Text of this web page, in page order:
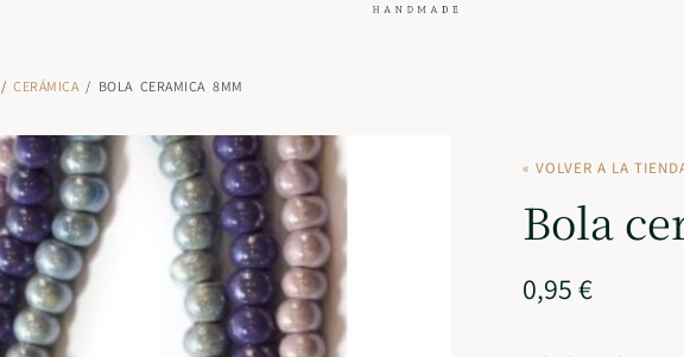
/CERÁMICA/ BOLA CERAMICA 8MM
« VOLVER A LA
Bola
0,95€